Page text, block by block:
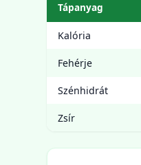
Tápanyag
Kalória
Fehérje
Szénhidrát
Zsír